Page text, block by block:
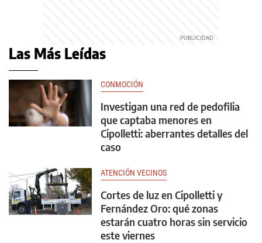
Las Más Leídas
CONMOCIÓN
Investigan una red de pedofilia
que captaba menores en
Cipolletti: aberrantes detalles del
caso
ATENCIÓN VECINOS
Cortes de luz en Cipolletti y
Fernández Oro: qué zonas
estarán cuatro horas sin servicio
este viernes